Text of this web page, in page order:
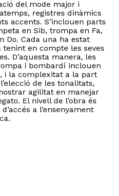
del mode major i
registres dinàmics
accents. S’inclouen parts
en Sib, trompa en Fa,
Do. Cada una ha estat
tenint en compte les seves
D’aquesta manera, les
i bombardí inclouen
i la complexitat a la part
de les tonalitats,
agilitat en manejar
El nivell de l’obra és
a l’ensenyament